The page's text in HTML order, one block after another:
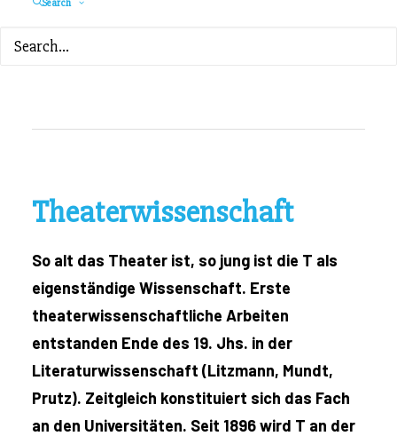
Search
ZURÜCK ZUM INHALTSVERZEICHNIS
Theaterwissenschaft
So alt das Theater ist, so jung ist die T als
eigenständige Wissenschaft. Erste
theaterwissenschaftliche Arbeiten
entstanden Ende des 19. Jhs. in der
Literaturwissenschaft (Litzmann, Mundt,
Prutz). Zeitgleich konstituiert sich das Fach
an den Universitäten. Seit 1896 wird T an der